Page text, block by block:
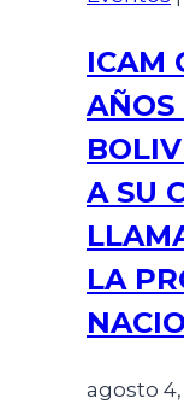
ICAM
AÑOS
A SU
LA
agosto